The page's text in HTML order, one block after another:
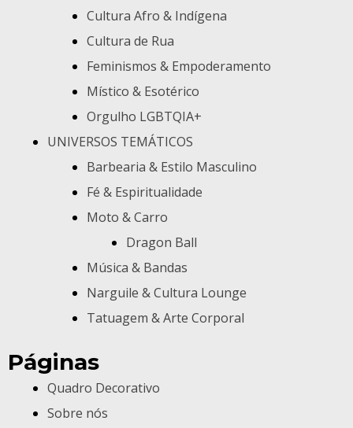
Cultura Afro & Indígena
Cultura de Rua
Feminismos & Empoderamento
Místico & Esotérico
Orgulho LGBTQIA+
UNIVERSOS TEMÁTICOS
Barbearia & Estilo Masculino
Fé & Espiritualidade
Moto & Carro
Dragon Ball
Música & Bandas
Narguile & Cultura Lounge
Tatuagem & Arte Corporal
Páginas
Quadro Decorativo
Sobre nós